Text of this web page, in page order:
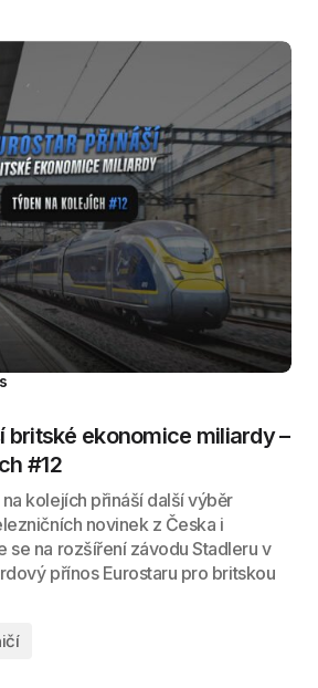
britské ekonomice miliardy –
#12
kolejích přináší další výběr
novinek z Česka i
se na rozšíření závodu Stadleru v
přínos Eurostaru pro britskou